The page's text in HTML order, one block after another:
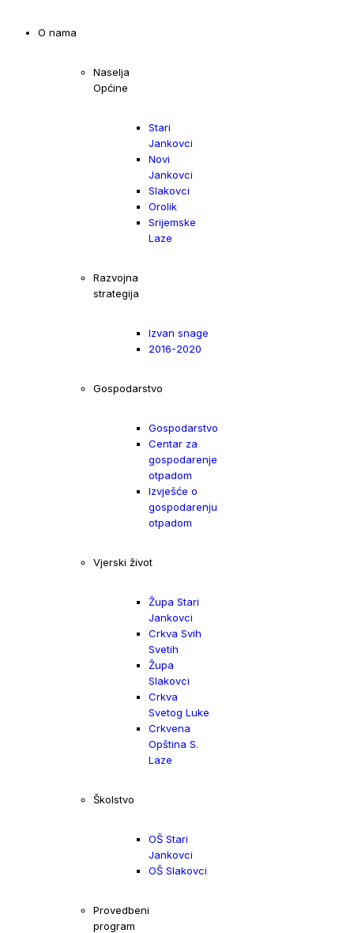
O nama
Naselja
Općine
Stari
Jankovci
Novi
Jankovci
Slakovci
Orolik
Srijemske
Laze
Razvojna
strategija
Izvan snage
2016-2020
Gospodarstvo
Gospodarstvo
Centar za
gospodarenje
otpadom
Izvješće o
gospodarenju
otpadom
Vjerski život
Župa Stari
Jankovci
Crkva Svih
Svetih
Župa
Slakovci
Crkva
Svetog Luke
Crkvena
Opština S.
Laze
Školstvo
OŠ Stari
Jankovci
OŠ Slakovci
Provedbeni
program